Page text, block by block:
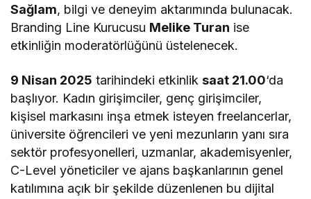
Sağlam, bilgi ve deneyim aktarımında bulunacak.
Branding Line Kurucusu Melike Turan ise
etkinliğin moderatörlüğünü üstelenecek.
9 Nisan 2025 tarihindeki etkinliksaat 21.00‘da
başlıyor. Kadın girişimciler, genç girişimciler,
kişisel markasını inşa etmek isteyen freelancerlar,
üniversite öğrencileri ve yeni mezunların yanı sıra
sektör profesyonelleri, uzmanlar, akademisyenler,
C-Level yöneticiler ve ajans başkanlarının genel
katılımına açık bir şekilde düzenlenen bu dijital